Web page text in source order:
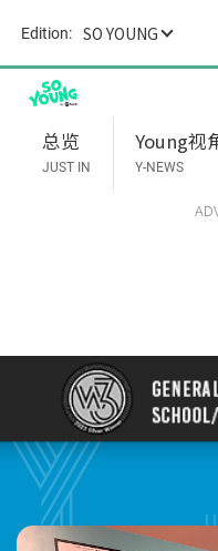
i
n
n
Edition: SO YOUNG
总览
JUST IN
Young视
Y-NEWS